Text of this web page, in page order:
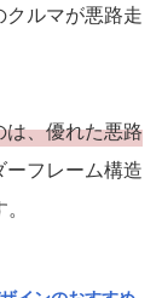
クルマが悪路走
は、優れた悪路
ーフレーム構造